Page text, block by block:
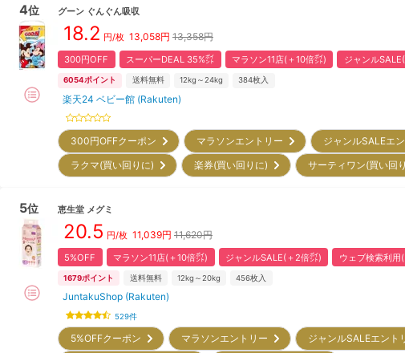
4位 グーン ぐんぐん吸収
18.2 円/枚 13,058円 13,358円
300円OFF スーパーDEAL 35%㌽ マラソン11店(＋10倍㌽) ジャンル
6054ポイント 送料無料 12kg～24kg 384枚入
楽天24 ベビー館 (Rakuten)
300円OFFクーポン マラソンエントリー ジャンルSALEエ
ラクマ(買い回りに)
楽券(買い回りに) サーティワン(買い
5位 恵生堂 メグミ
20.5 円/枚 11,039円 11,620円
5%OFF マラソン11店(＋10倍㌽) ジャンルSALE(＋2倍㌽) ウェブ検索利用
1679ポイント 送料無料 12kg～20kg 456枚入
JuntakuShop (Rakuten)
529件
5%OFFクーポン マラソンエントリー ジャンルSALEエン